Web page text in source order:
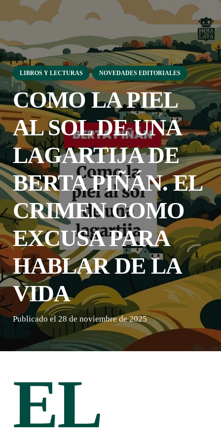
LIBROS Y LECTURAS NOVEDADES EDITORIALES
COMO LA PIEL
AL SOL DE UNA
LAGARTIJA DE
BERTA PIÑÁN. EL
CRIMEN COMO
EXCUSA PARA
HABLAR DE LA
VIDA
Publicado el 28 de noviembre de 2025
EL